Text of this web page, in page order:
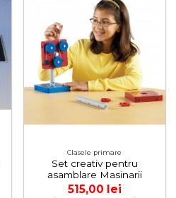
Clasele primare
Set creativ pentru
asamblare Masinarii
515,00 lei